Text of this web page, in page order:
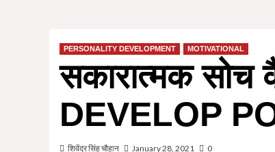
PERSONALITY DEVELOPMENT MOTIVATIONAL
सकारात्मक सोच
DEVELOP
शिवेंद्र सिंह चौहान January 28, 2021 0